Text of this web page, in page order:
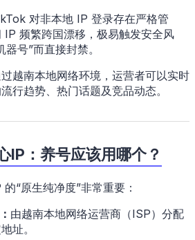
对非本地 IP 登录存在严格管
IP 频繁跨国漂移，极易触发安全风
号”而直接封禁。
越南本地网络环境，运营者可以实时
行趋势、热门话题及竞品动态。
IP：养号应该用哪个？
“原生纯净度”非常重要：
由越南本地网络运营商（ISP）分配
址。